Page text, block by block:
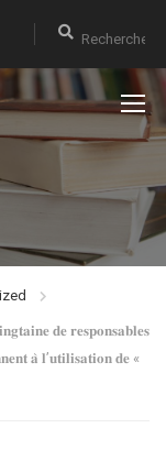
𝐝𝐞 𝐫𝐞𝐬𝐩𝐨𝐧𝐬𝐚𝐛𝐥𝐞𝐬
𝐚̀ 𝐥’𝐮𝐭𝐢𝐥𝐢𝐬𝐚𝐭𝐢𝐨𝐧 𝐝𝐞 «